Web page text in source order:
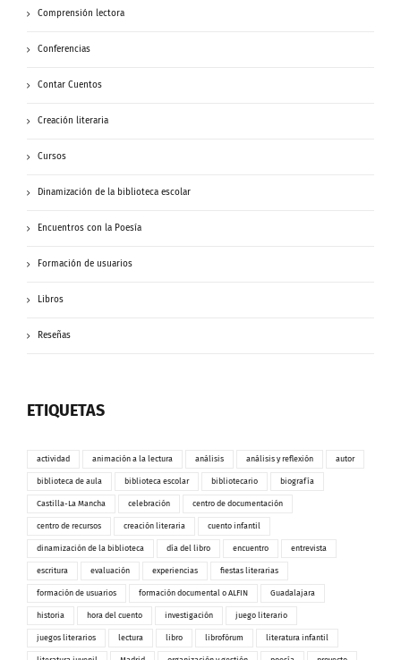
Comprensión lectora
Conferencias
Contar Cuentos
Creación literaria
Cursos
Dinamización de la biblioteca escolar
Encuentros con la Poesía
Formación de usuarios
Libros
Reseñas
ETIQUETAS
actividad animación a la lectura análisis análisis y reflexión autor
biblioteca de aula biblioteca escolar bibliotecario biografía
Castilla-La Mancha celebración centro de documentación
centro de recursos creación literaria cuento infantil
dinamización de la biblioteca día del libro encuentro entrevista
escritura evaluación experiencias fiestas literarias
formación de usuarios formación documental o ALFIN Guadalajara
historia hora del cuento investigación juego literario
juegos literarios lectura libro librofórum literatura infantil